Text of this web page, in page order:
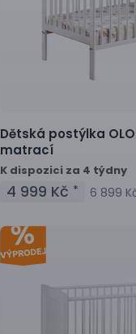
Dětská postýlka
matrací
K dispozici za 4 týdny
4 999 Kč * 6 899